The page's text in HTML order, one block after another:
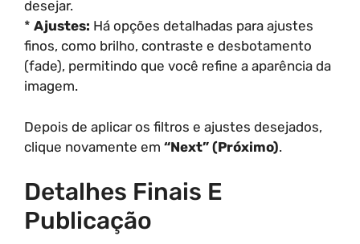
desejar.
* Ajustes: Há opções detalhadas para ajustes
finos, como brilho, contraste e desbotamento
(fade), permitindo que você refine a aparência da
imagem.
Depois de aplicar os filtros e ajustes desejados,
clique novamente em “Next” (Próximo).
Detalhes Finais E
Publicação